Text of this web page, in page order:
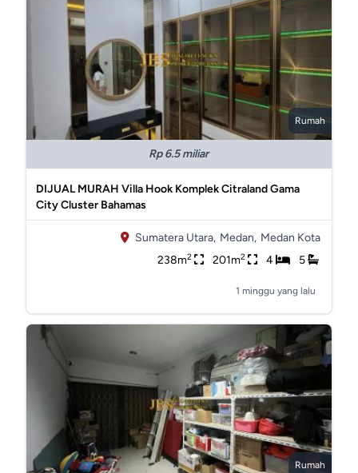
Rumah
Rp 6.5 miliar
DIJUAL MURAH Villa Hook Komplek Citraland Gama
City Cluster Bahamas
Sumatera Utara, Medan, Medan Kota
238m2 201m2 4 5
1 minggu yang lalu
Rumah